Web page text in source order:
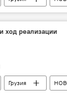
ход реализации
Грузия